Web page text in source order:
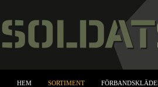
HEM SORTIMENT